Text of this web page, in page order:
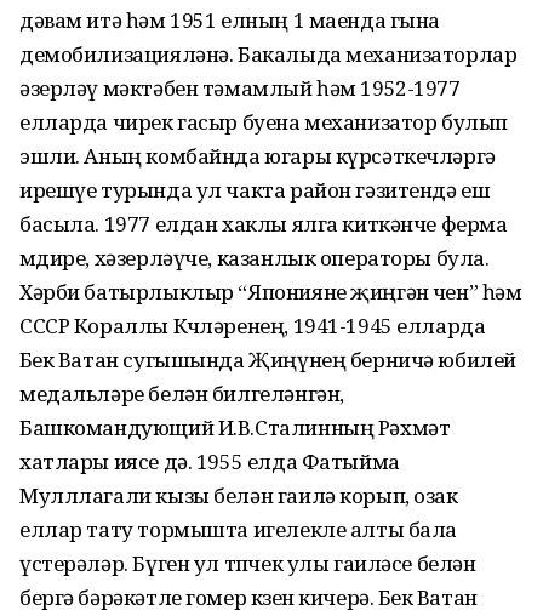
дәвам итә һәм 1951 елның 1 маенда гына
демобилизацияләнә. Бакалыда механизаторлар
әзерләү мәктәбен тәмамлый һәм 1952-1977
елларда чирек гасыр буена механизатор булып
эшли. Аның комбайнда югары күрсәткечләргә
ирешүе турында ул чакта район гәзитендә еш
басыла. 1977 елдан хаклы ялга киткәнче ферма
мөдире, хәзерләүче, казанлык операторы була.
Хәрби батырлыклыр “Японияне җиңгән өчен” һәм
СССР Кораллы Көчләренең, 1941-1945 елларда
Бөек Ватан сугышында Җиңүнең берничә юбилей
медальләре белән билгеләнгән,
Башкомандующий И.В.Сталинның Рәхмәт
хатлары иясе дә. 1955 елда Фатыйма
Мулллагали кызы белән гаилә корып, озак
еллар тату тормышта игелекле алты бала
үстерәләр. Бүген ул төпчек улы гаиләсе белән
бергә бәрәкәтле гомер көзен кичерә. Бөек Ватан